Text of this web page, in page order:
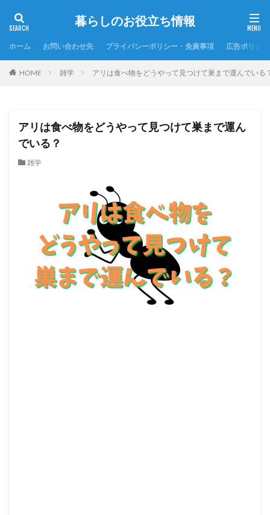
暮らしのお役立ち情報
ホーム お問い合わせ先 プライバシーポリシー・免責事項 広告ポリシー
HOME 雑学 アリは食べ物をどうやって見つけて巣まで運んでいる
アリは食べ物をどうやって見つけて巣まで運ん
でいる？
雑学